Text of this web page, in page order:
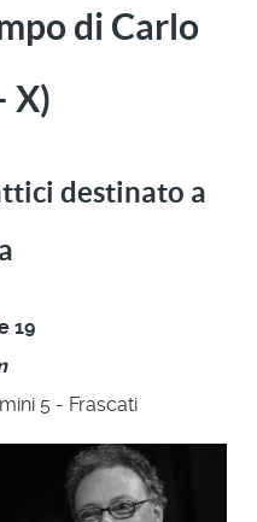
di Carlo
X)
destinato a
19
5 - Frascati